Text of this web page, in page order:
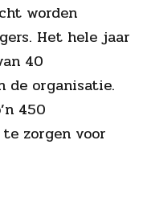
worden
Het hele jaar
40
de organisatie.
450
zorgen voor